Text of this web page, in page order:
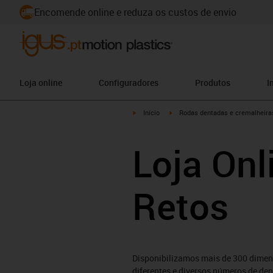
Encomende online e reduza os custos de envio
Loja online Configuradores Produtos
igus-icon-arrow-right
Início igus-icon-arrow-right
Rodas dentadas e
Loja
Retos
Disponibilizamos mais de 300
diferentes e diversos números de